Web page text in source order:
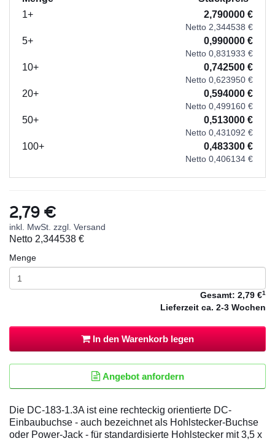
1+ 2,790000 €
Netto 2,344538 €
5+ 0,990000 €
Netto 0,831933 €
10+ 0,742500 €
Netto 0,623950 €
20+ 0,594000 €
Netto 0,499160 €
50+ 0,513000 €
Netto 0,431092 €
100+ 0,483300 €
Netto 0,406134 €
2,79 €
inkl. MwSt. zzgl. Versand
Netto 2,344538 €
Menge
Gesamt: 2,79 €1
Lieferzeit ca. 2-3 Wochen
In den Warenkorb legen
Angebot anfordern
Die DC-183-1.3A ist eine rechteckig orientierte DC-
Einbaubuchse - auch bezeichnet als Hohlstecker-Buchse
oder Power-Jack - für standardisierte Hohlstecker mit 3,5 x